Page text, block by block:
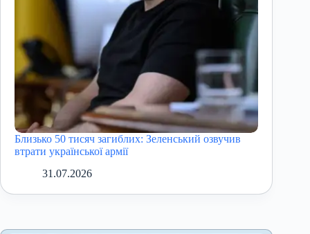
Близько 50 тисяч загиблих: Зеленський озвучив
втрати української армії
31.07.2026